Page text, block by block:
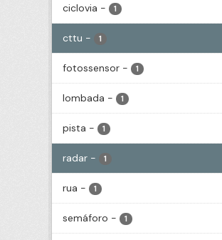
ciclovia - 1
cttu - 1
fotossensor - 1
lombada - 1
pista - 1
radar - 1
rua - 1
semáforo - 1